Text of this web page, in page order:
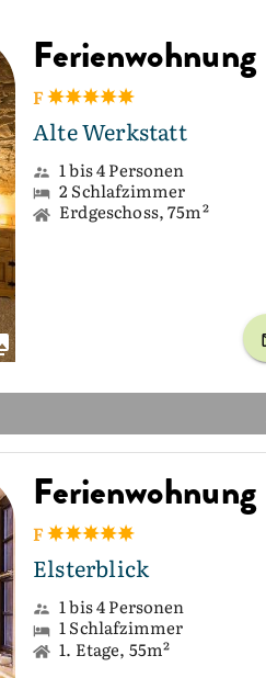
Ferienwohnung
F
Alte Werkstatt
1 bis 4 Personen
2 Schlafzimmer
Erdgeschoss, 75m²
Ferienwohnung
F
Elsterblick
1 bis 4 Personen
1 Schlafzimmer
1. Etage, 55m²